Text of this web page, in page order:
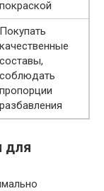
покраской
Покупать
качественные
составы,
соблюдать
пропорции
разбавления
для